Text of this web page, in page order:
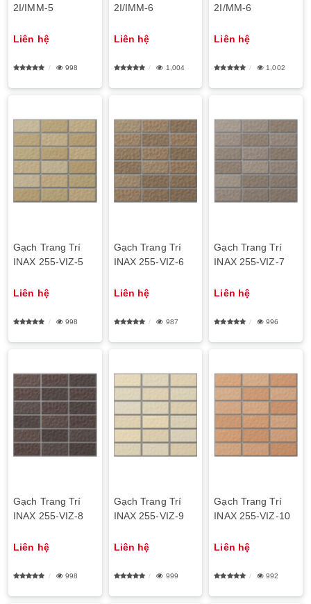
2I/IMM-5
Liên hệ
998
2I/IMM-6
Liên hệ
1,004
2I/MM-6
Liên hệ
1,002
Gạch Trang Trí
INAX 255-VIZ-5
Liên hệ
998
Gạch Trang Trí
INAX 255-VIZ-6
Liên hệ
987
Gạch Trang Trí
INAX 255-VIZ-7
Liên hệ
996
Gạch Trang Trí
INAX 255-VIZ-8
Liên hệ
998
Gạch Trang Trí
INAX 255-VIZ-9
Liên hệ
999
Gạch Trang Trí
INAX 255-VIZ-10
Liên hệ
992